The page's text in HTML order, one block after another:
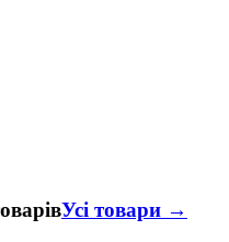
Усі товари →